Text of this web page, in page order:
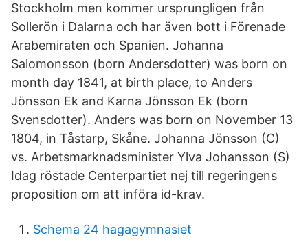
Stockholm men kommer ursprungligen från
Sollerön i Dalarna och har även bott i Förenade
Arabemiraten och Spanien. Johanna
Salomonsson (born Andersdotter) was born on
month day 1841, at birth place, to Anders
Jönsson Ek and Karna Jönsson Ek (born
Svensdotter). Anders was born on November 13
1804, in Tåstarp, Skåne. Johanna Jönsson (C)
vs. Arbetsmarknadsminister Ylva Johansson (S)
Idag röstade Centerpartiet nej till regeringens
proposition om att införa id-krav.
Schema 24 hagagymnasiet